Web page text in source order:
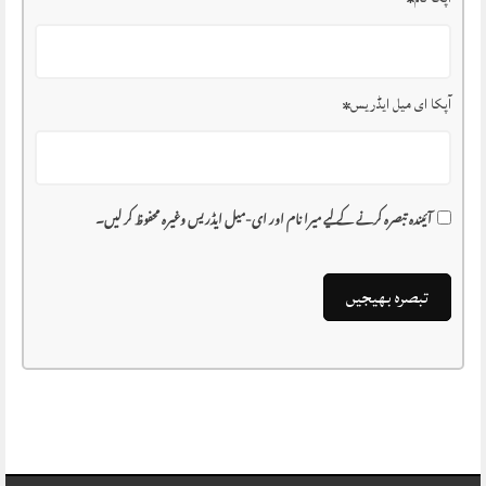
آپکا ای میل ایڈریس*
آئیندہ تبصرہ کرنے کے لیے میرا نام اور ای-میل ایڈریس وغیرہ محفوظ کر لیں۔